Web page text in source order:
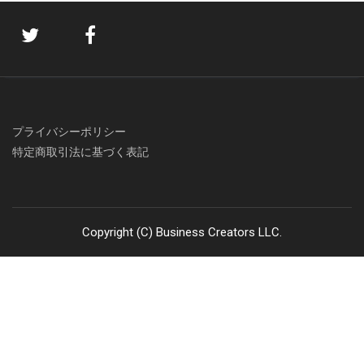
プライバシーポリシー
特定商取引法に基づく表記
Copyright (C) Business Creators LLC.